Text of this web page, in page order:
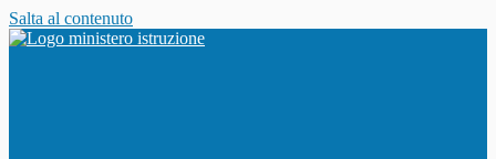
Salta al contenuto